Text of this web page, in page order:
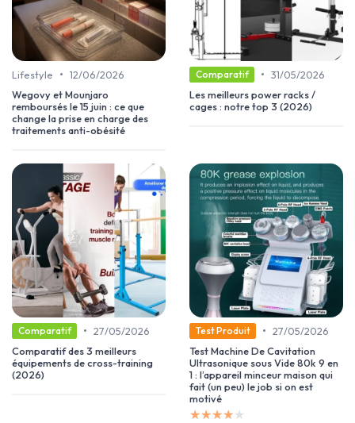
Lifestyle • 12/06/2026
Wegovy et Mounjaro
remboursés le 15 juin : ce que
change la prise en charge des
traitements anti-obésité
Comparatif • 31/05/2026
Les meilleurs power racks /
cages : notre top 3 (2026)
Comparatif • 27/05/2026
Comparatif des 3 meilleurs
équipements de cross-training
(2026)
Test Produit • 27/05/2026
Test Machine De Cavitation
Ultrasonique sous Vide 80k 9 en
1 : l’appareil minceur maison qui
fait (un peu) le job si on est
motivé
★★★★★
★★★★★